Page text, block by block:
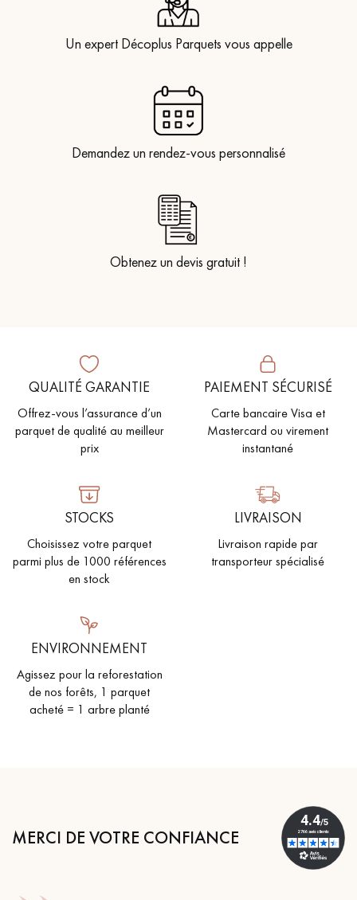
Un expert Décoplus Parquets vous appelle
Demandez un rendez-vous personnalisé
Obtenez un devis gratuit !
QUALITÉ GARANTIE
Offrez-vous l’assurance d’un
parquet de qualité au meilleur
prix
PAIEMENT SÉCURISÉ
Carte bancaire Visa et
Mastercard ou virement
instantané
STOCKS
Choisissez votre parquet
parmi plus de 1000 références
en stock
LIVRAISON
Livraison rapide par
transporteur spécialisé
ENVIRONNEMENT
Agissez pour la reforestation
de nos forêts, 1 parquet
acheté = 1 arbre planté
MERCI DE VOTRE CONFIANCE